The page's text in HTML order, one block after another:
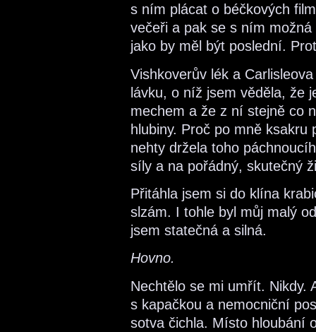
s ním plácat o béčkových
večeři a pak se s ním
jako by měl být poslední.
Vishkoverův lék a
lávku, o níž jsem věděla, že
mechem a že z ní stejně co
hlubiny. Proč po mně
nehty držela toho
síly a na pořádný, skutečný
Přitáhla jsem si do klína
slzám. I tohle byl můj malý
jsem statečná a silná.
Hovno.
Nechtělo se mi umřít. Nikdy.
s kapačkou a nemocniční
sotva čichla. Místo hloubání